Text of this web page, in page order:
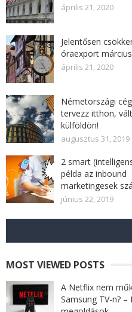
április 21, 2020
Jelentősen
óraexport
április 21, 2020
Németországi
tervezz itthon,
külföldön!
augusztus 31, 2019
2 smart
példa az inbound
marketingesek
június 22, 2019
MOST VIEWED POSTS
A Netflix nem
Samsung TV-n? –